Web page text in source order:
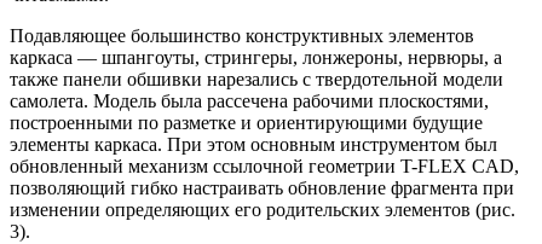
Подавляющее большинство конструктивных элементов
каркаса — шпангоуты, стрингеры, лонжероны, нервюры, а
также панели обшивки нарезались с твердотельной модели
самолета. Модель была рассечена рабочими плоскостями,
построенными по разметке и ориентирующими будущие
элементы каркаса. При этом основным инструментом был
обновленный механизм ссылочной геометрии T-FLEX CAD,
позволяющий гибко настраивать обновление фрагмента при
изменении определяющих его родительских элементов (рис.
3).